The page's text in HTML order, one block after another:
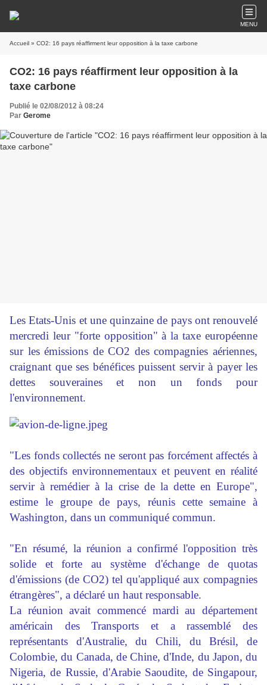
MENU
Accueil » CO2: 16 pays réaffirment leur opposition à la taxe carbone
CO2: 16 pays réaffirment leur opposition à la
taxe carbone
Publié le 02/08/2012 à 08:24
Par Gerome
Les Etats-Unis et une quinzaine de pays ont renouvelé
mercredi leur "forte opposition" à la taxe européenne
sur les émissions de CO2 des compagnies aériennes,
craignant que ses bénéfices puissent servir à payer les
dettes souveraines et non un fonds pour
l'environnement.
"Les fonds collectés ne seront pas forcément affectés à
des objectifs environnementaux et peuvent en réalité
servir à remédier à la crise de la dette en Europe",
estime le groupe de pays, réunis cette semaine à
Washington, dans un communiqué commun.
"En résumé, la réunion a confirmé l'opposition très
solide et forte au système d'échange de quotas
d'émissions (de CO2) tel qu'appliqué aux compagnies
étrangères", a déclaré un haut responsable.
La réunion avait commencé mardi au département
américain des Transports et a rassemblé des
représentants d'Australie, du Chili, du Brésil, de
Colombie, du Canada, de Chine, d'Inde, du Japon, du
Nigeria, de Russie, d'Arabie Saoudite, de Singapour,